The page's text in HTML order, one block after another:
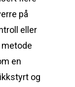
på
eller
en
og